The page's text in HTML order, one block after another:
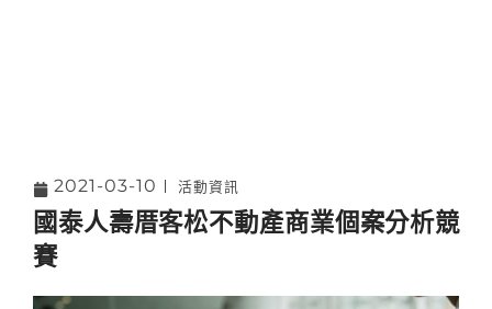
2021-03-10 活動資訊
國泰人壽厝客松不動產商業個案分析競
賽